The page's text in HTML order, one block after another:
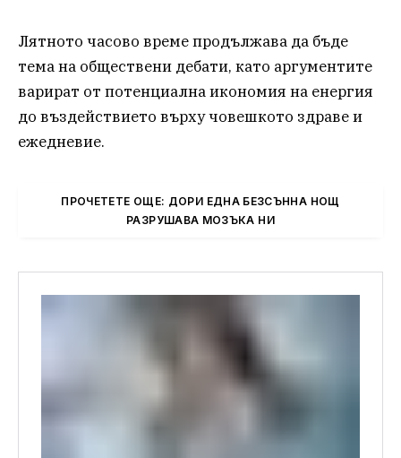
Лятното часово време продължава да бъде
тема на обществени дебати, като аргументите
варират от потенциална икономия на енергия
до въздействието върху човешкото здраве и
ежедневие.
ПРОЧЕТЕТЕ ОЩЕ: ДОРИ ЕДНА БЕЗСЪННА НОЩ
РАЗРУШАВА МОЗЪКА НИ